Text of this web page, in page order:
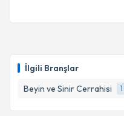
İlgili Branşlar
Beyin ve Sinir Cerrahisi
1